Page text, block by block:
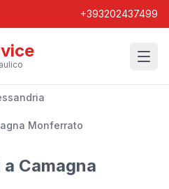
+393202437499
Monferrato
Camagna